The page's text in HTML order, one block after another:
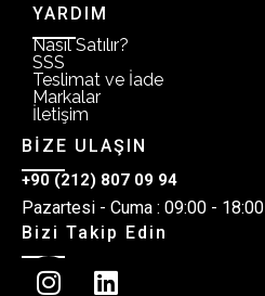
YARDIM
Nasıl Satılır?
SSS
Teslimat ve İade
Markalar
İletişim
BİZE ULAŞIN
+90 (212) 807 09 94
Pazartesi - Cuma : 09:00 - 18:00
Bizi Takip Edin